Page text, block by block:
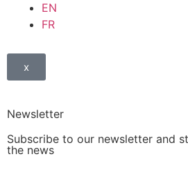
EN
FR
x
Newsletter
Subscribe to our newsletter and
the news